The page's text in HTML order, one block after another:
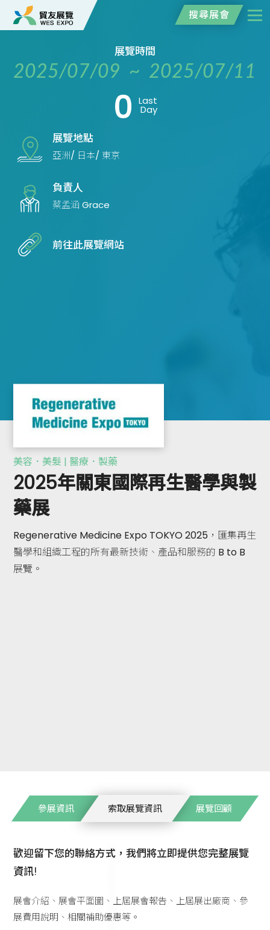
搜尋展會
展覽時間
2025/07/09 ~ 2025/07/11
0 Last
Day
展覽地點
亞洲/ 日本/ 東京
負責人
蔡孟涵 Grace
前往此展覽網站
美容．美髮 | 醫療．製藥
2025年關東國際再生醫學與製
藥展
Regenerative Medicine Expo TOKYO 2025，匯集再生
醫學和組織工程的所有最新技術、產品和服務的 B to B
展覽。
參展資訊 索取展覽資訊 展覽回顧
歡迎留下您的聯絡方式，我們將立即提供您完整展覽
資訊!
展會介紹、展會平面圖、上屆展會報告、上屆展出廠商、參
展費用說明、相關補助優惠等。